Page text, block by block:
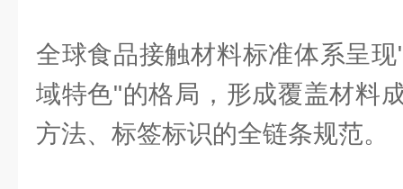
全球食品接触材料标准体系呈
域特色"的格局，形成覆盖材料
方法、标签标识的全链条规范。